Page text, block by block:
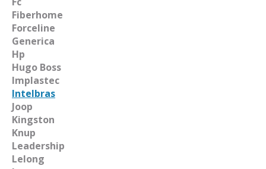
Fiberhome
Forceline
Generica
Hp
Hugo Boss
Implastec
Intelbras
Joop
Kingston
Knup
Leadership
Lelong